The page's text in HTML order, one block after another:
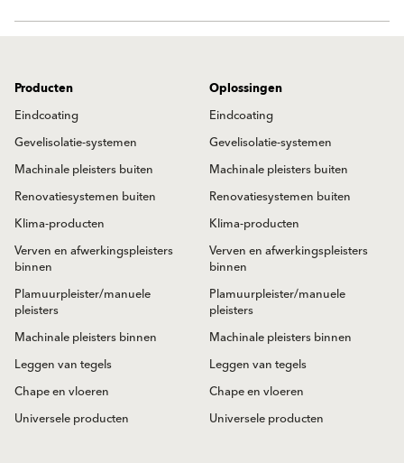
Producten
Eindcoating
Gevelisolatie-systemen
Machinale pleisters buiten
Renovatiesystemen buiten
Klima-producten
Verven en afwerkingspleisters
binnen
Plamuurpleister/manuele
pleisters
Machinale pleisters binnen
Leggen van tegels
Chape en vloeren
Universele producten
Oplossingen
Eindcoating
Gevelisolatie-systemen
Machinale pleisters buiten
Renovatiesystemen buiten
Klima-producten
Verven en afwerkingspleisters
binnen
Plamuurpleister/manuele
pleisters
Machinale pleisters binnen
Leggen van tegels
Chape en vloeren
Universele producten